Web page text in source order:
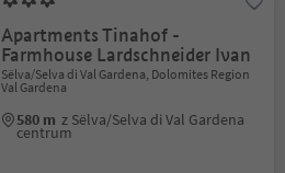
Apartments Tinahof -
Farmhouse Lardschneider Ivan
Sëlva/Selva di Val Gardena, Dolomites Region
Val Gardena
580 m z Sëlva/Selva di Val Gardena
centrum